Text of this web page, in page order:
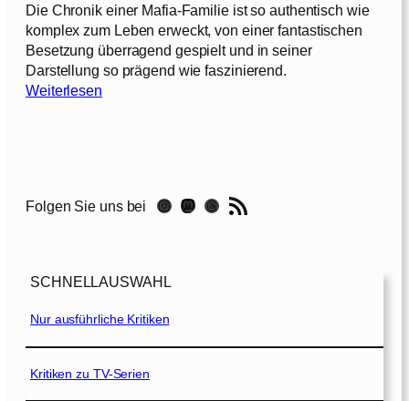
Die Chronik einer Mafia-Familie ist so authentisch wie
komplex zum Leben erweckt, von einer fantastischen
Besetzung überragend gespielt und in seiner
Darstellung so prägend wie faszinierend.
Weiterlesen:
t
9
2
]
Folgen Sie uns bei Instagram Mastodon Threads RSS-Feed
SCHNELLAUSWAHL
Nur ausführliche Kritiken
Kritiken zu TV-Serien